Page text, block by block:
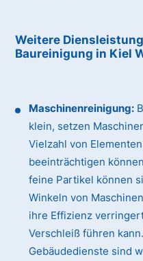
Weitere
Baureinigung in Kiel
Maschinenreinigung:
klein, setzen
Vielzahl von
beeinträchtigen
feine Partikel können
Winkeln von
ihre Effizienz
Verschleiß führen
Gebäudedienste sind